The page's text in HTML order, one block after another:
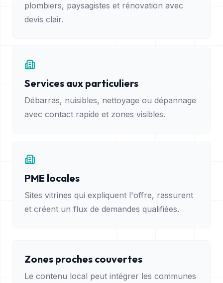
plombiers, paysagistes et rénovation avec
devis clair.
Services aux particuliers
Débarras, nuisibles, nettoyage ou dépannage
avec contact rapide et zones visibles.
PME locales
Sites vitrines qui expliquent l'offre, rassurent
et créent un flux de demandes qualifiées.
Zones proches couvertes
Le contenu local peut intégrer les communes